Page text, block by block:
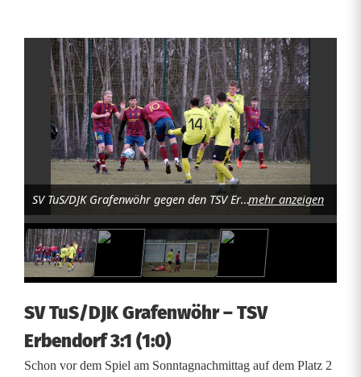
d
s
c
f
SV TuS/DJK Grafenwöhr gegen den TSV Erbendorf 3:1. Foto J. Maschingmehr anzeigen
SV TuS/DJK Grafenwöhr – TSV
Erbendorf 3:1 (1:0)
Schon vor dem Spiel am Sonntagnachmittag auf dem Platz 2